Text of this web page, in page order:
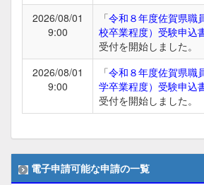
2026/08/01
9:00
「令和８年度佐賀県職
校卒業程度）受験申込
受付を開始しました。
2026/08/01
9:00
「令和８年度佐賀県職
学卒業程度）受験申込
受付を開始しました。
電子申請可能な申請の一覧